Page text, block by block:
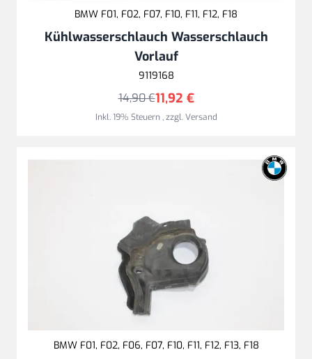
BMW F01, F02, F07, F10, F11, F12, F18
Kühlwasserschlauch Wasserschlauch
Vorlauf
9119168
11,92 €
14,90 €
Inkl. 19% Steuern,zzgl.Versand
BMW F01, F02, F06, F07, F10, F11, F12, F13, F18